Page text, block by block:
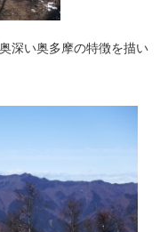
深い奥多摩の特徴を描い